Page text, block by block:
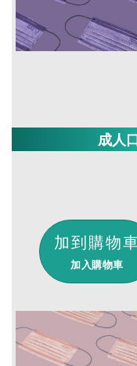
成人
加入購物車